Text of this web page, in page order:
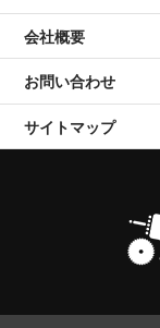
会社概要
お問い合わせ
サイトマップ